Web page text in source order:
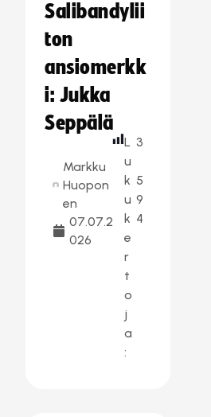
Salibandylii
ton
ansiomerkk
i: Jukka
Seppälä
Markku
Huopon
en
07.07.2
026
L
u
k
u
k
e
r
t
o
j
a
:
3
5
9
4